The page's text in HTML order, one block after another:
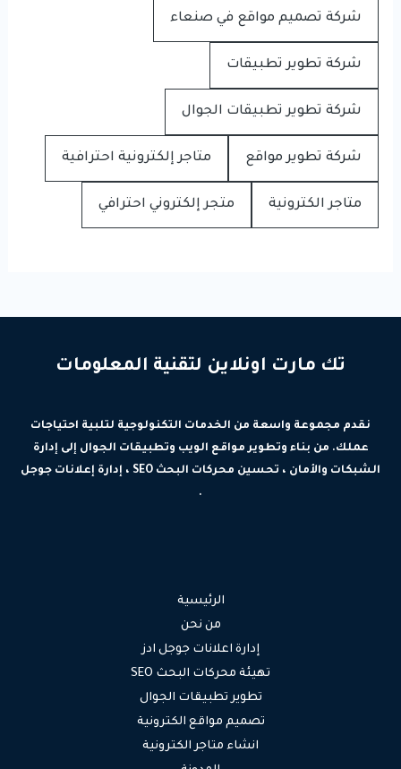
شركة تصميم مواقع في صنعاء
شركة تطوير تطبيقات
شركة تطوير تطبيقات الجوال
شركة تطوير مواقع متاجر إلكترونية احترافية
متاجر الكترونية متجر إلكتروني احترافي
تك مارت اونلاين لتقنية المعلومات
نقدم مجموعة واسعة من الخدمات التكنولوجية لتلبية احتياجات
عملك. من بناء وتطوير مواقع الويب وتطبيقات الجوال إلى إدارة
الشبكات والأمان ، تحسين محركات البحث SEO ، إدارة إعلانات جوجل
.
الرئيسية
من نحن
إدارة اعلانات جوجل ادز
تهيئة محركات البحث SEO
تطوير تطبيقات الجوال
تصميم مواقع الكترونية
انشاء متاجر الكترونية